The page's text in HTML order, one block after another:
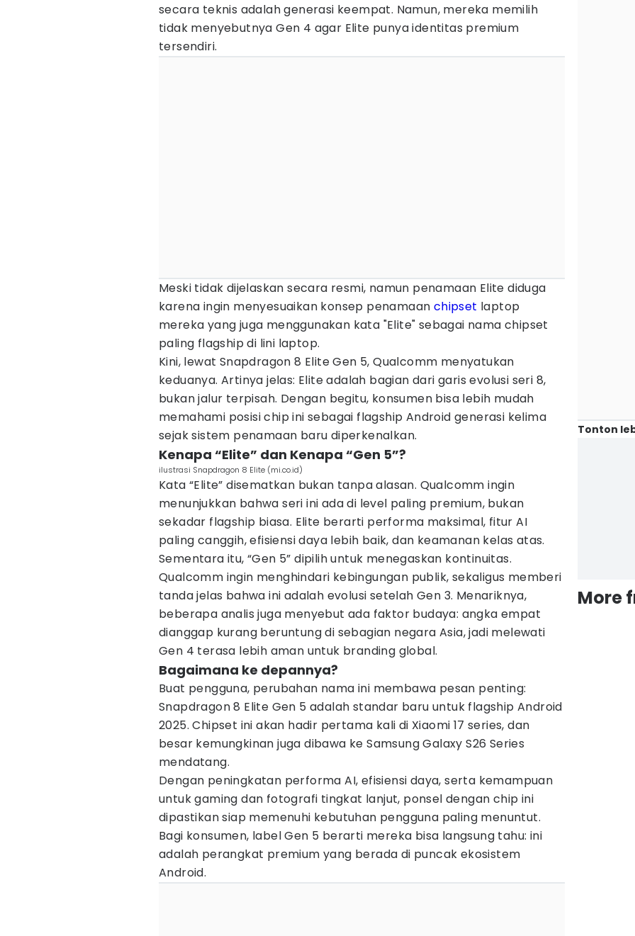
secara teknis adalah generasi keempat. Namun, mereka memilih
tidak menyebutnya Gen 4 agar Elite punya identitas premium
tersendiri.
Meski tidak dijelaskan secara resmi, namun penamaan Elite diduga
karena ingin menyesuaikan konsep penamaan chipset laptop
mereka yang juga menggunakan kata "Elite" sebagai nama chipset
paling flagship di lini laptop.
Kini, lewat Snapdragon 8 Elite Gen 5, Qualcomm menyatukan
keduanya. Artinya jelas: Elite adalah bagian dari garis evolusi seri 8,
bukan jalur terpisah. Dengan begitu, konsumen bisa lebih mudah
memahami posisi chip ini sebagai flagship Android generasi kelima
sejak sistem penamaan baru diperkenalkan.
Kenapa “Elite” dan Kenapa “Gen 5”?
ilustrasi Snapdragon 8 Elite (mi.co.id)
Kata “Elite” disematkan bukan tanpa alasan. Qualcomm ingin
menunjukkan bahwa seri ini ada di level paling premium, bukan
sekadar flagship biasa. Elite berarti performa maksimal, fitur AI
paling canggih, efisiensi daya lebih baik, dan keamanan kelas atas.
Sementara itu, “Gen 5” dipilih untuk menegaskan kontinuitas.
Qualcomm ingin menghindari kebingungan publik, sekaligus memberi
tanda jelas bahwa ini adalah evolusi setelah Gen 3. Menariknya,
beberapa analis juga menyebut ada faktor budaya: angka empat
dianggap kurang beruntung di sebagian negara Asia, jadi melewati
Gen 4 terasa lebih aman untuk branding global.
Bagaimana ke depannya?
Buat pengguna, perubahan nama ini membawa pesan penting:
Snapdragon 8 Elite Gen 5 adalah standar baru untuk flagship Android
2025. Chipset ini akan hadir pertama kali di Xiaomi 17 series, dan
besar kemungkinan juga dibawa ke Samsung Galaxy S26 Series
mendatang.
Dengan peningkatan performa AI, efisiensi daya, serta kemampuan
untuk gaming dan fotografi tingkat lanjut, ponsel dengan chip ini
dipastikan siap memenuhi kebutuhan pengguna paling menuntut.
Bagi konsumen, label Gen 5 berarti mereka bisa langsung tahu: ini
adalah perangkat premium yang berada di puncak ekosistem
Android.
Tonton
More